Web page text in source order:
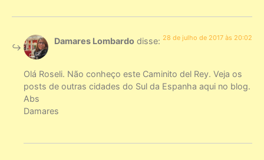
Damares Lombardo disse: 28 de julho de 2017 às 20:02
Olá Roseli. Não conheço este Caminito del Rey. Veja os
posts de outras cidades do Sul da Espanha aqui no blog.
Abs
Damares